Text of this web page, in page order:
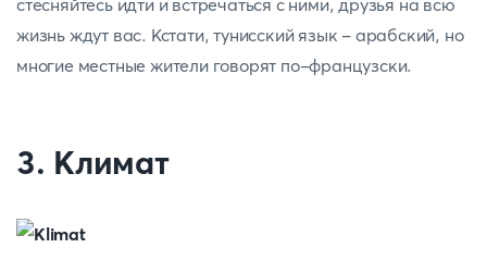
стесняйтесь идти и встречаться с ними, друзья на всю
жизнь ждут вас. Кстати, тунисский язык - арабский, но
многие местные жители говорят по-французски.
3. Климат